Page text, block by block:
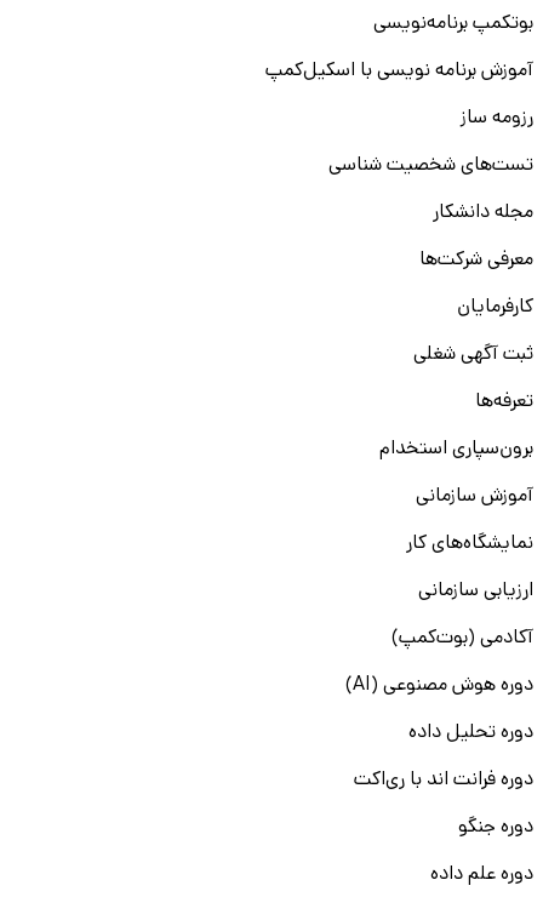
بوتکمپ برنامه‌نویسی
آموزش برنامه نویسی با اسکیل‌کمپ
رزومه ساز
تست‌های شخصیت شناسی
مجله دانشکار
معرفی شرکت‌ها
کارفرمایان
ثبت آگهی شغلی
تعرفه‌ها
برون‌سپاری استخدام
آموزش سازمانی
نمایشگاه‌های کار
ارزیابی سازمانی
آکادمی (بوت‌کمپ)
دوره هوش مصنوعی (AI)
دوره تحلیل داده
دوره فرانت اند با ری‌اکت
دوره جنگو
دوره علم داده